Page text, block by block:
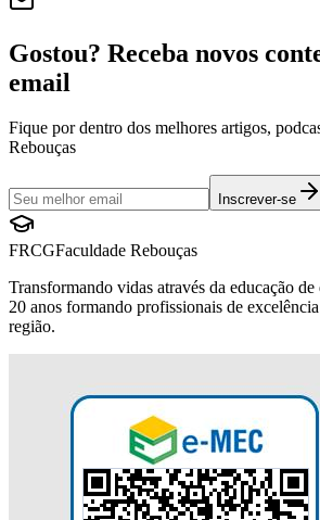
Gostou? Receba novos
email
Fique por dentro dos melhores artigos,
Rebouças
Inscrever-se
FRCGFaculdade Rebouças
Transformando vidas através da educação
20 anos formando profissionais de
região.